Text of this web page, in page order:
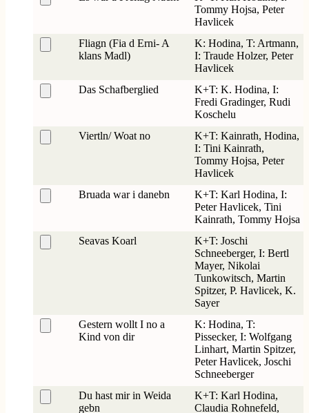
Tommy Hojsa, Peter
Havlicek
Fliagn (Fia d Erni- A
klans Madl)
K: Hodina, T: Artmann,
I: Traude Holzer, Peter
Havlicek
Das Schafberglied
K+T: K. Hodina, I:
Fredi Gradinger, Rudi
Koschelu
Viertln/ Woat no
K+T: Kainrath, Hodina,
I: Tini Kainrath,
Tommy Hojsa, Peter
Havlicek
Bruada war i danebn
K+T: Karl Hodina, I:
Peter Havlicek, Tini
Kainrath, Tommy Hojsa
Seavas Koarl
K+T: Joschi
Schneeberger, I: Bertl
Mayer, Nikolai
Tunkowitsch, Martin
Spitzer, P. Havlicek, K.
Sayer
Gestern wollt I no a
Kind von dir
K: Hodina, T:
Pissecker, I: Wolfgang
Linhart, Martin Spitzer,
Peter Havlicek, Joschi
Schneeberger
Du hast mir in Weida
gebn
K+T: Karl Hodina,
Claudia Rohnefeld,